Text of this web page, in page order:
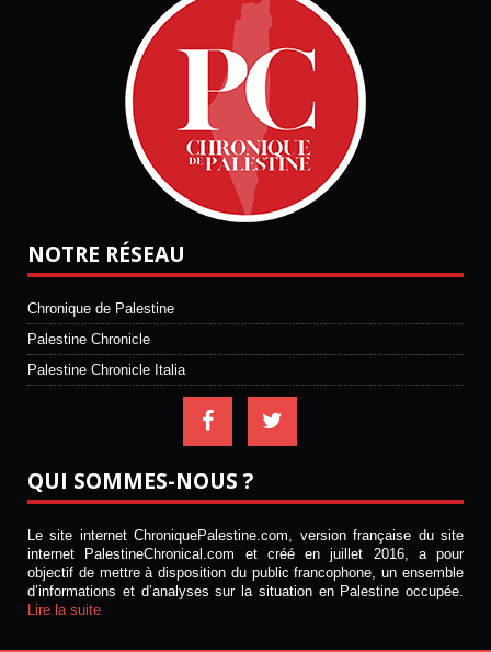
NOTRE RÉSEAU
Chronique de Palestine
Palestine Chronicle
Palestine Chronicle Italia
QUI SOMMES-NOUS ?
Le site internet ChroniquePalestine.com, version française du site
internet PalestineChronical.com et créé en juillet 2016, a pour
objectif de mettre à disposition du public francophone, un ensemble
d’informations et d’analyses sur la situation en Palestine occupée.
Lire la suite